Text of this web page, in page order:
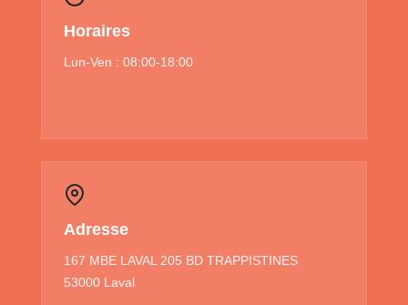
Horaires
Lun-Ven : 08:00-18:00
Adresse
167 MBE LAVAL 205 BD TRAPPISTINES
53000 Laval